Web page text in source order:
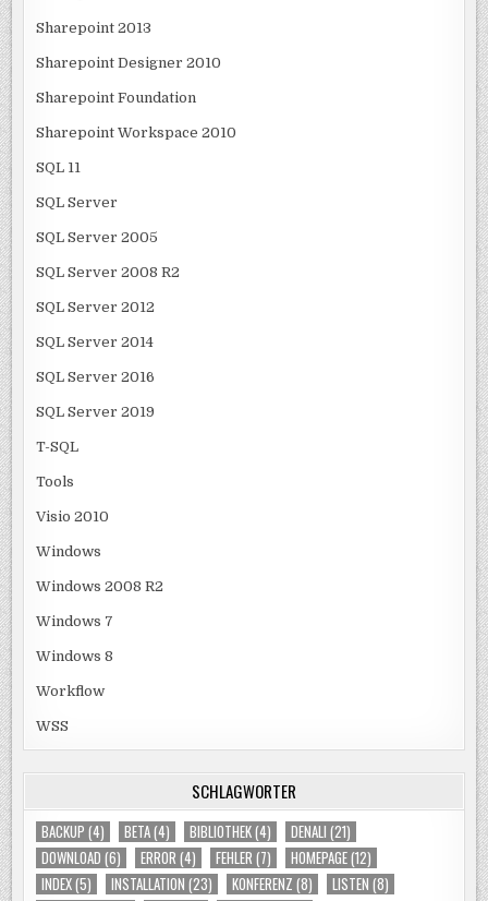
Sharepoint 2013
Sharepoint Designer 2010
Sharepoint Foundation
Sharepoint Workspace 2010
SQL 11
SQL Server
SQL Server 2005
SQL Server 2008 R2
SQL Server 2012
SQL Server 2014
SQL Server 2016
SQL Server 2019
T-SQL
Tools
Visio 2010
Windows
Windows 2008 R2
Windows 7
Windows 8
Workflow
WSS
SCHLAGWÖRTER
BACKUP (4) BETA(4) BIBLIOTHEK(4) DENALI (21)
DOWNLOAD (6) ERROR (4) FEHLER (7) HOMEPAGE(12)
INDEX(5) INSTALLATION (23) KONFERENZ (8) LISTEN (8)